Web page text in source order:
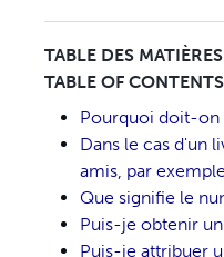
TABLE DES MATIÈRES
TABLE OF CONTENTS
Pourquoi doit-on
Dans le cas d'un
amis, par
Que signifie le
Puis-je obtenir
Puis-je attribuer